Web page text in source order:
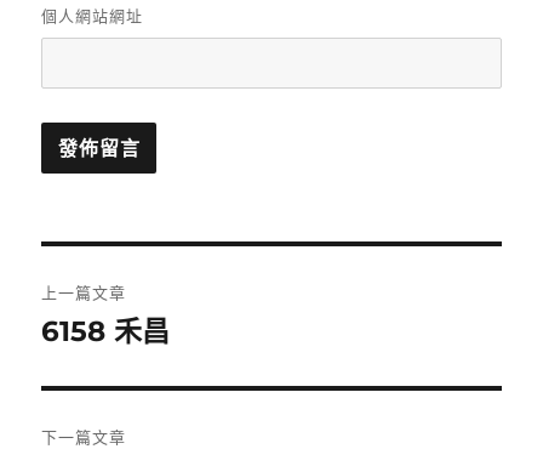
個人網站網址
章
覽
上一篇文章
上
篇
文
6158 禾昌
下一篇文章